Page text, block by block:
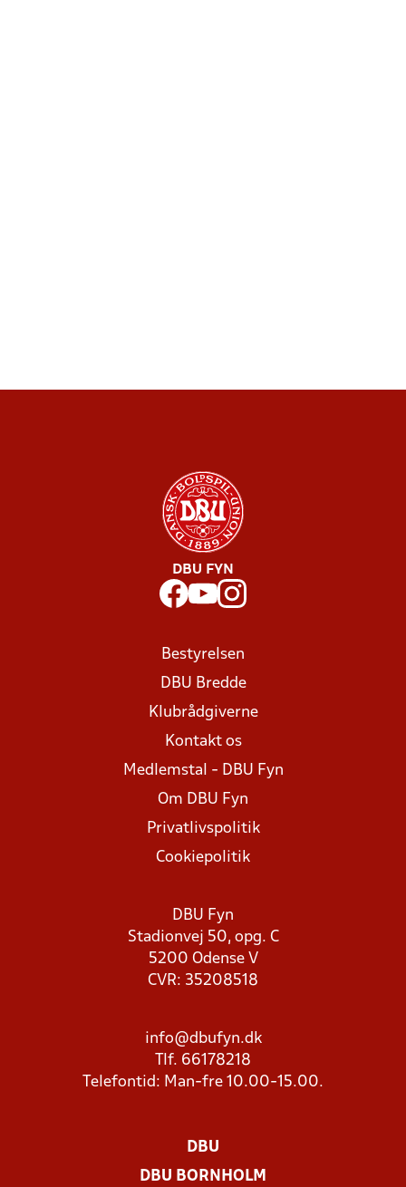
DBU FYN
Bestyrelsen
DBU Bredde
Klubrådgiverne
Kontakt os
Medlemstal - DBU Fyn
Om DBU Fyn
Privatlivspolitik
Cookiepolitik
DBU Fyn
Stadionvej 50, opg. C
5200 Odense V
CVR: 35208518
info@dbufyn.dk
Tlf. 66178218
Telefontid: Man-fre 10.00-15.00.
DBU
DBU BORNHOLM